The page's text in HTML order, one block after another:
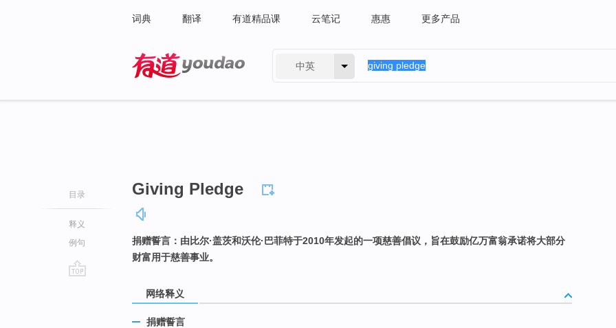
词典 翻译 有道精品课 云笔记 惠惠 更多产品
中英
目录
释义
例句
Giving Pledge
捐赠誓言：由比尔·盖茨和沃伦·巴菲特于2010年发起的一项慈善倡议，旨在鼓励亿万富翁承诺将大部分
财富用于慈善事业。
网络释义
捐赠誓言